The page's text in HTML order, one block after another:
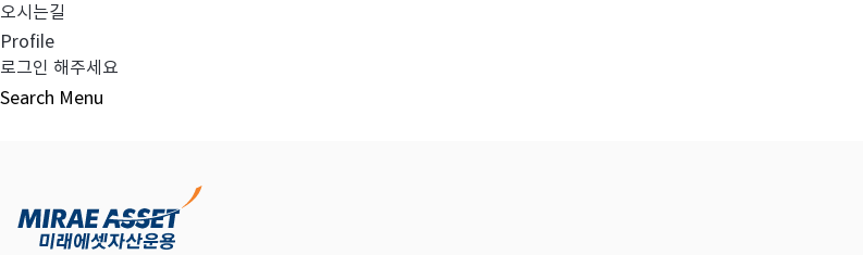
오시는길
Profile
로그인 해주세요
Search Menu